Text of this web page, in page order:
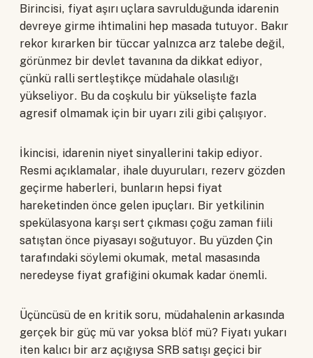
Birincisi, fiyat aşırı uçlara savrulduğunda idarenin
devreye girme ihtimalini hep masada tutuyor. Bakır
rekor kırarken bir tüccar yalnızca arz talebe değil,
görünmez bir devlet tavanına da dikkat ediyor,
çünkü ralli sertleştikçe müdahale olasılığı
yükseliyor. Bu da coşkulu bir yükselişte fazla
agresif olmamak için bir uyarı zili gibi çalışıyor.
İkincisi, idarenin niyet sinyallerini takip ediyor.
Resmi açıklamalar, ihale duyuruları, rezerv gözden
geçirme haberleri, bunların hepsi fiyat
hareketinden önce gelen ipuçları. Bir yetkilinin
spekülasyona karşı sert çıkması çoğu zaman fiili
satıştan önce piyasayı soğutuyor. Bu yüzden Çin
tarafındaki söylemi okumak, metal masasında
neredeyse fiyat grafiğini okumak kadar önemli.
Üçüncüsü de en kritik soru, müdahalenin arkasında
gerçek bir güç mü var yoksa blöf mü? Fiyatı yukarı
iten kalıcı bir arz açığıysa SRB satışı geçici bir